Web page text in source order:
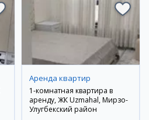
Аренда квартир
1-комнатная квартира в
аренду, ЖК Uzmahal, Мирзо-
Улугбекский район